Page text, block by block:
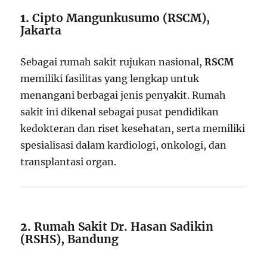
1.Cipto Mangunkusumo (RSCM),
Jakarta
Sebagai rumah sakit rujukan nasional,RSCM
memiliki fasilitas yang lengkap untuk
menangani berbagai jenis penyakit. Rumah
sakit ini dikenal sebagai pusat pendidikan
kedokteran dan riset kesehatan, serta memiliki
spesialisasi dalam kardiologi, onkologi, dan
transplantasi organ.
2.Rumah Sakit Dr. Hasan Sadikin
(RSHS), Bandung